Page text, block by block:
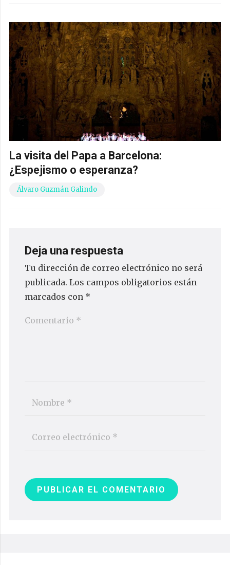
La visita del Papa a Barcelona:
¿Espejismo o esperanza?
Álvaro Guzmán Galindo
Deja una respuesta
Tu dirección de correo electrónico no será
publicada. Los campos obligatorios están
marcados con *
PUBLICAR EL COMENTARIO